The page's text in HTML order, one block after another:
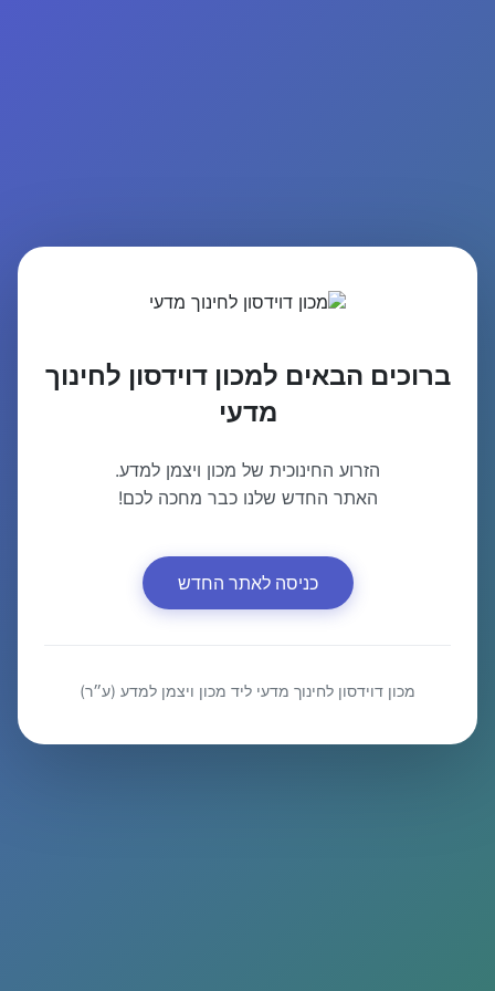
ברוכים הבאים למכון דוידסון לחינוך
מדעי
הזרוע החינוכית של מכון ויצמן למדע.
האתר החדש שלנו כבר מחכה לכם!
כניסה לאתר החדש
מכון דוידסון לחינוך מדעי ליד מכון ויצמן למדע (ע״ר)